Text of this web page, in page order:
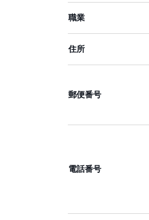
職業
住所
郵便番号
電話番号